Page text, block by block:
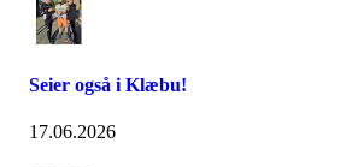
Seier også i Klæbu!
17.06.2026